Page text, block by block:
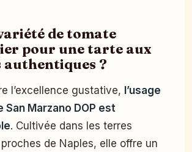
de tomate
pour une tarte aux
authentiques ?
l’excellence gustative, l’usage
San Marzano DOP est
. Cultivée dans les terres
de Naples, elle offre un